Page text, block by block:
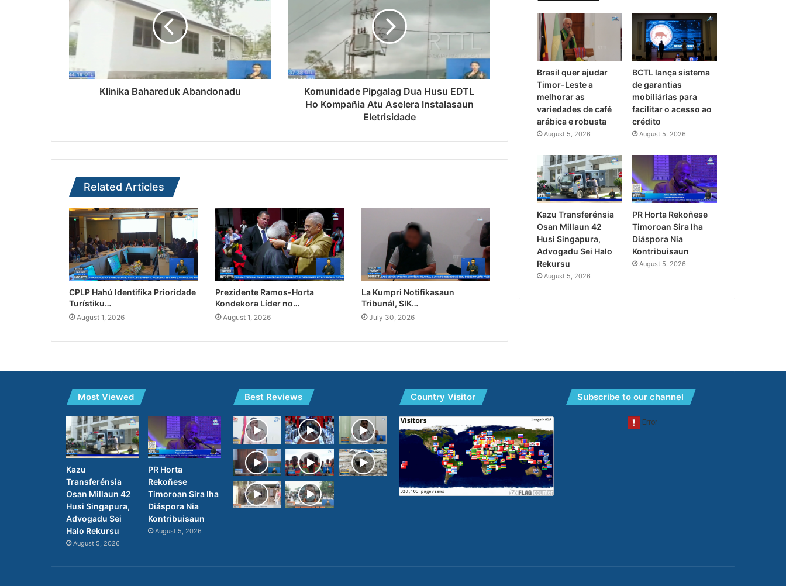
Klinika Bahareduk Abandonadu
Komunidade Pipgalag Dua Husu EDTL
Ho Kompañia Atu Aselera Instalasaun
Eletrisidade
Related Articles
CPLP Hahú Identifika Prioridade
Turístiku…
August 1, 2026
Prezidente Ramos-Horta
Kondekora Líder no…
August 1, 2026
La Kumpri Notifikasaun
Tribunál, SIK…
July 30, 2026
Brasil quer ajudar
Timor-Leste a
melhorar as
variedades de café
arábica e robusta
August 5, 2026
BCTL lança sistema
de garantias
mobiliárias para
facilitar o acesso ao
crédito
August 5, 2026
Kazu Transferénsia
Osan Millaun 42
Husi Singapura,
Advogadu Sei Halo
Rekursu
August 5, 2026
PR Horta Rekoñese
Timoroan Sira Iha
Diáspora Nia
Kontribuisaun
August 5, 2026
Most Viewed
Kazu
Transferénsia
Osan Millaun 42
Husi Singapura,
Advogadu Sei
Halo Rekursu
August 5, 2026
PR Horta
Rekoñese
Timoroan Sira Iha
Diáspora Nia
Kontribuisaun
August 5, 2026
Best Reviews Country Visitor Subscribe to our channel